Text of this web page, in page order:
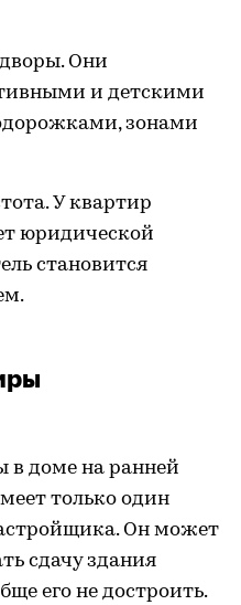
Они
и детскими
зонами
У квартир
юридической
становится
в доме на ранней
только один
Он может
сдачу здания
его не достроить.